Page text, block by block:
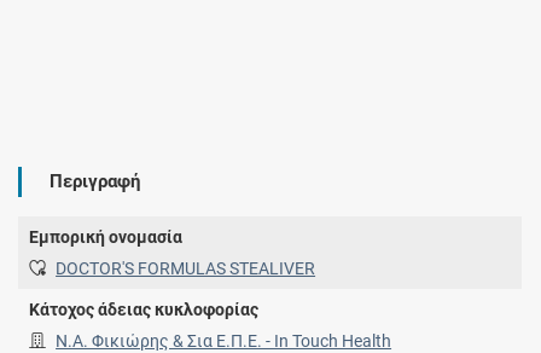
Περιγραφή
Εμπορική ονομασία
DOCTOR'S FORMULAS STEALIVER
Κάτοχος άδειας κυκλοφορίας
Ν.Α. Φικιώρης & Σια Ε.Π.Ε. - In Touch Health